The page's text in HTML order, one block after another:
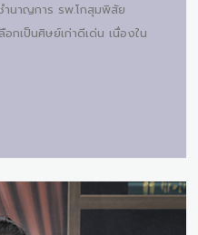
ำนาญการ รพ.โกสุมพิสัย
กเป็นศิษย์เก่าดีเด่น เนื่องใน